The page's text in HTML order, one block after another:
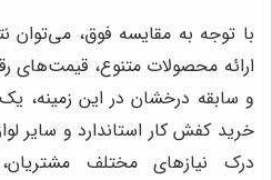
با توجه به مقایسه فوق، می‌توان
ارائه محصولات متنوع، قیمت‌های
و سابقه درخشان در این زمینه،
خرید کفش کار استاندارد و سایر
درک نیازهای مختلف